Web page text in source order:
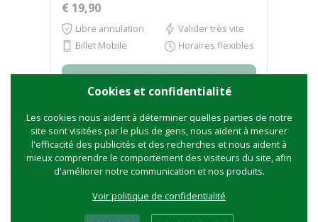
€ 19,90
Libre annulation
Valider très vite
Billet Mobile
Horaires flexibles
Annulation gratuite
Cookies et confidentialité
Les cookies nous aident à déterminer quelles parties de notre
site sont visitées par le plus de gens, nous aident à mesurer
l'efficacité des publicités et des recherches et nous aident à
mieux comprendre le comportement des visiteurs du site, afin
d'améliorer notre communication et nos produits.
Voir politique de confidentialité